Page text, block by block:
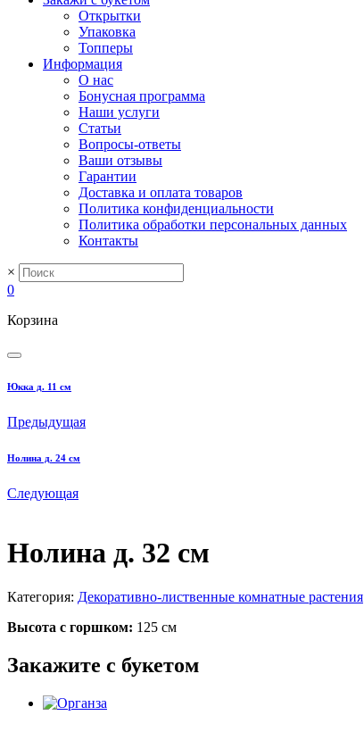
Открытки
Упаковка
Топперы
Информация
О нас
Бонусная программа
Наши услуги
Статьи
Вопросы-ответы
Ваши отзывы
Гарантии
Доставка и оплата товаров
Политика конфиденциальности
Политика обработки персональных данных
Контакты
×
0
Корзина
Юкка д. 11 см
Предыдущая
Нолина д. 24 см
Следующая
Нолина д. 32 см
Категория: Декоративно-лиственные комнатные растения
Высота с горшком: 125 см
Закажите с букетом